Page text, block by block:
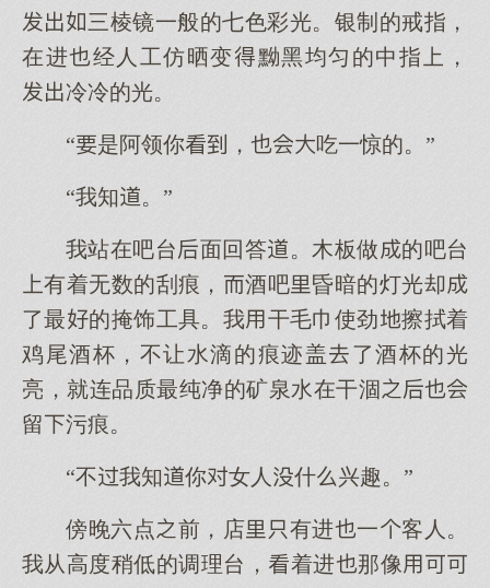
三棱镜一般的七色彩光。银制的戒指，
在进经人工仿晒变黝黑均匀的中指，
冷冷的光。
“是阿领你，吃一惊的。”
“我知。”
我站在吧台面回答。木板做的吧台
有着无数的刮痕，酒吧昏暗的灯光却
了最的掩饰工具。我干毛巾使劲擦拭着
鸡尾酒杯，不让水滴的痕迹盖了酒杯的光
亮，就连品质最纯净的矿泉水在干涸
留污痕。
“不我知你女人什兴趣。”
傍晚六点前，店有进一客人。
我从高度稍低的调理台，着进那像